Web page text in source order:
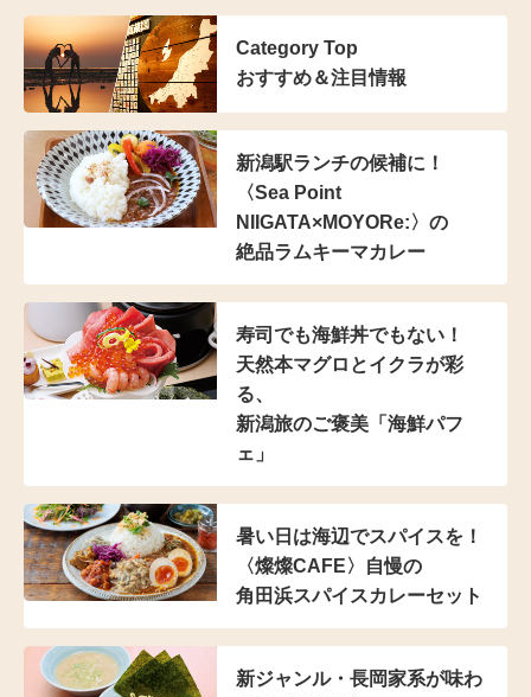
Category Top
おすすめ＆注目情報
新潟駅ランチの候補に！
〈Sea Point
NIIGATA×MOYORe:〉の
絶品ラムキーマカレー
寿司でも海鮮丼でもない！
天然本マグロとイクラが彩
る、
新潟旅のご褒美「海鮮パフ
ェ」
暑い日は海辺でスパイスを！
〈燦燦CAFE〉自慢の
角田浜スパイスカレーセット
新ジャンル・長岡家系が味わ